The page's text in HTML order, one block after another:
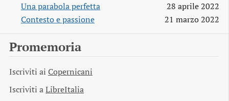
Una parabola perfetta
28 aprile 2022
Contesto e passione
21 marzo 2022
Promemoria
Iscriviti ai Copernicani
Iscriviti aLibreItalia